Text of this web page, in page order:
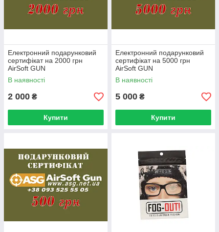
Електронний подарунковий
сертифікат на 2000 грн
AirSoft GUN
В наявності
2 000 ₴
Купити
Електронний подарунковий
сертифікат на 5000 грн
AirSoft GUN
В наявності
5 000 ₴
Купити